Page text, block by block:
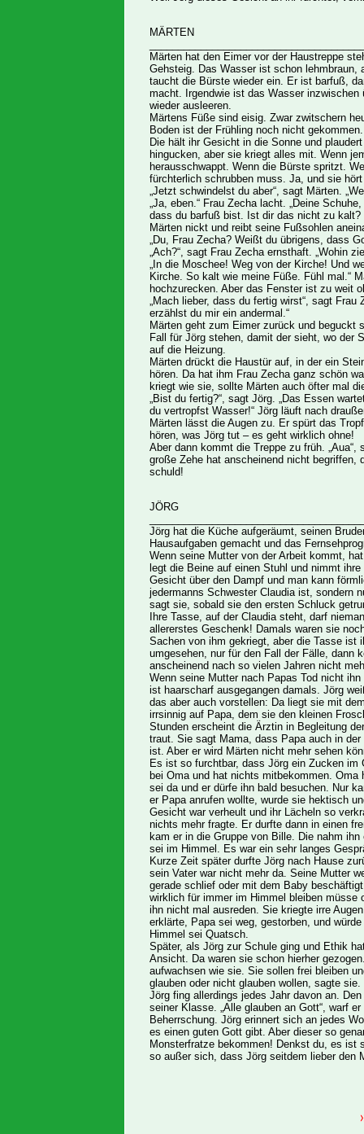
MÄRTEN
Märten hat den Eimer vor der Haustreppe
Gehsteig. Das Wasser ist schon lehmbraun,
taucht die Bürste wieder ein. Er ist barfuß,
macht. Irgendwie ist das Wasser
wieder ausleeren.
Märtens Füße sind eisig. Zwar zwitschern
Boden ist der Frühling noch nicht
Die hält ihr Gesicht in die Sonne und
hingucken, aber sie kriegt alles mit. Wenn
herausschwappt. Wenn die Bürste spritzt.
fürchterlich schrubben muss. Ja, und sie
„Jetzt schwindelst du aber“, sagt Märten.
„Ja, eben.“ Frau Zecha lacht. „Deine
dass du barfuß bist. Ist dir das nicht zu
Märten nickt und reibt seine Fußsohlen
„Du, Frau Zecha? Weißt du übrigens, dass
„Ach?“, sagt Frau Zecha ernsthaft. „Wohin
„In die Moschee! Weg von der Kirche! Und
Kirche. So kalt wie meine Füße. Fühl mal.“
hochzurecken. Aber das Fenster ist zu weit
„Mach lieber, dass du fertig wirst“, sagt
erzählst du mir ein andermal.“
Märten geht zum Eimer zurück und beguckt
Fall für Jörg stehen, damit der sieht, wo der
auf die Heizung.
Märten drückt die Haustür auf, in der ein
hören. Da hat ihm Frau Zecha ganz schön
kriegt wie sie, sollte Märten auch öfter mal
„Bist du fertig?“, sagt Jörg. „Das Essen
du vertropfst Wasser!“ Jörg läuft nach
Märten lässt die Augen zu. Er spürt das
hören, was Jörg tut – es geht wirklich ohne!
Aber dann kommt die Treppe zu früh.
große Zehe hat anscheinend nicht
schuld!
JÖRG
Jörg hat die Küche aufgeräumt, seinen
Hausaufgaben gemacht und das
Wenn seine Mutter von der Arbeit kommt,
legt die Beine auf einen Stuhl und nimmt
Gesicht über den Dampf und man kann
jedermanns Schwester Claudia ist, sondern
sagt sie, sobald sie den ersten Schluck
Ihre Tasse, auf der Claudia steht, darf
allererstes Geschenk! Damals waren sie
Sachen von ihm gekriegt, aber die Tasse ist
umgesehen, nur für den Fall der Fälle, dann
anscheinend nach so vielen Jahren nicht
Wenn seine Mutter nach Papas Tod nicht
ist haarscharf ausgegangen damals. Jörg
das aber auch vorstellen: Da liegt sie mit
irrsinnig auf Papa, dem sie den kleinen
Stunden erscheint die Ärztin in Begleitung
traut. Sie sagt Mama, dass Papa auch in
ist. Aber er wird Märten nicht mehr sehen
Es ist so furchtbar, dass Jörg ein Zucken
bei Oma und hat nichts mitbekommen.
sei da und er dürfe ihn bald besuchen. Nur
er Papa anrufen wollte, wurde sie hektisch
Gesicht war verheult und ihr Lächeln so
nichts mehr fragte. Er durfte dann in einen
kam er in die Gruppe von Bille. Die nahm
sei im Himmel. Es war ein sehr langes
Kurze Zeit später durfte Jörg nach Hause
sein Vater war nicht mehr da. Seine Mutter
gerade schlief oder mit dem Baby
wirklich für immer im Himmel bleiben
ihn nicht mal ausreden. Sie kriegte irre
erklärte, Papa sei weg, gestorben, und
Himmel sei Quatsch.
Später, als Jörg zur Schule ging und Ethik
Ansicht. Da waren sie schon hierher
aufwachsen wie sie. Sie sollen frei bleiben
glauben oder nicht glauben wollen, sagte sie.
Jörg fing allerdings jedes Jahr davon an.
seiner Klasse. „Alle glauben an Gott“, warf
Beherrschung. Jörg erinnert sich an jedes
es einen guten Gott gibt. Aber dieser so
Monsterfratze bekommen! Denkst du, es ist
so außer sich, dass Jörg seitdem lieber den